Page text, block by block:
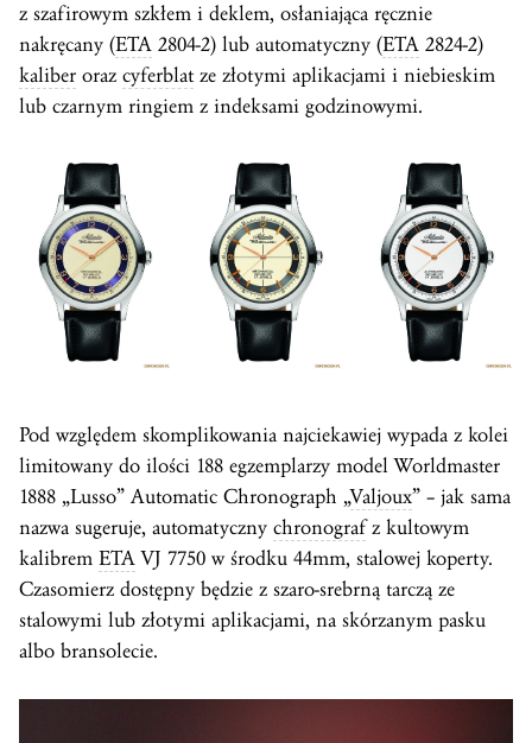
z szafirowym szkłem i deklem, osłaniająca ręcznie
nakręcany (ETA 2804-2) lub automatyczny (ETA 2824-2)
kaliber oraz cyferblatze złotymi aplikacjami i niebieskim
lub czarnym ringiem z indeksami godzinowymi.
Pod względem skomplikowania najciekawiej wypada z kolei
limitowany do ilości 188 egzemplarzy model Worldmaster
1888 „Lusso” Automatic Chronograph „Valjoux” – jak sama
nazwa sugeruje, automatyczny chronografz kultowym
kalibrem ETAVJ 7750 w środku 44mm, stalowej koperty.
Czasomierz dostępny będzie z szaro-srebrną tarczą ze
stalowymi lub złotymi aplikacjami, na skórzanym pasku
albo bransolecie.